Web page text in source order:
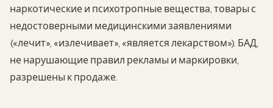
наркотические и психотропные вещества, товары с
недостоверными медицинскими заявлениями
(«лечит», «излечивает», «является лекарством»). БАД,
не нарушающие правил рекламы и маркировки,
разрешены к продаже.